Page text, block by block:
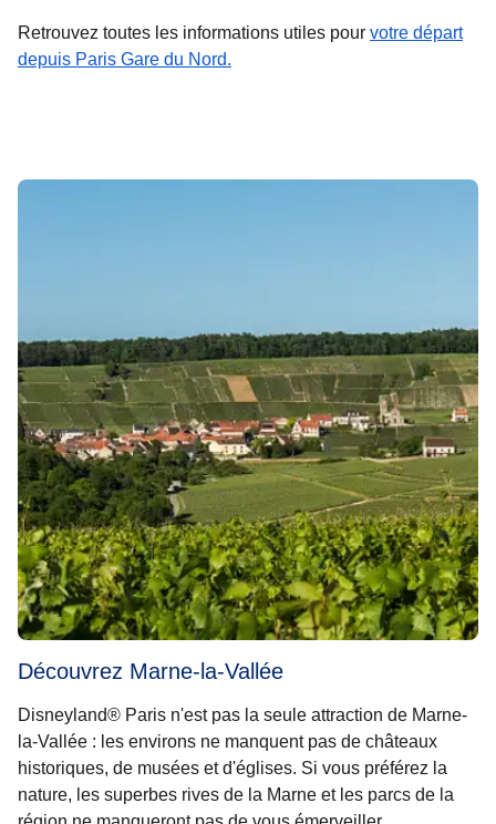
Retrouvez toutes les informations utiles pour votre départ
depuis Paris Gare du Nord.
Découvrez Marne-la-Vallée
Disneyland® Paris n'est pas la seule attraction de Marne-
la-Vallée : les environs ne manquent pas de châteaux
historiques, de musées et d'églises. Si vous préférez la
nature, les superbes rives de la Marne et les parcs de la